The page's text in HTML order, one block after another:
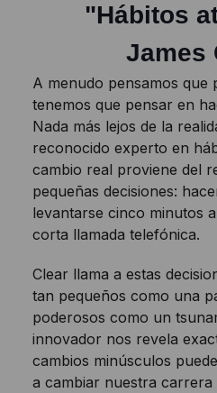
"Hábitos
James
A menudo pensamos que
tenemos que pensar en
Nada más lejos de la
reconocido experto en
cambio real proviene del
pequeñas decisiones:
levantarse cinco minutos
corta llamada telefónica.
Clear llama a estas
tan pequeños como una
poderosos como un
innovador nos revela
cambios minúsculos
a cambiar nuestra